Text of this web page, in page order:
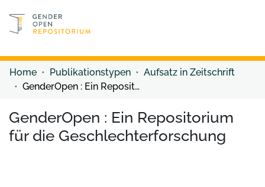
Discover content
Home Publikationstypen
Aufsatz in Zeitschrift
GenderOpen : Ein Repositorium für die Geschlechterforschung
GenderOpen : Ein Repositorium
für die Geschlechterforschung